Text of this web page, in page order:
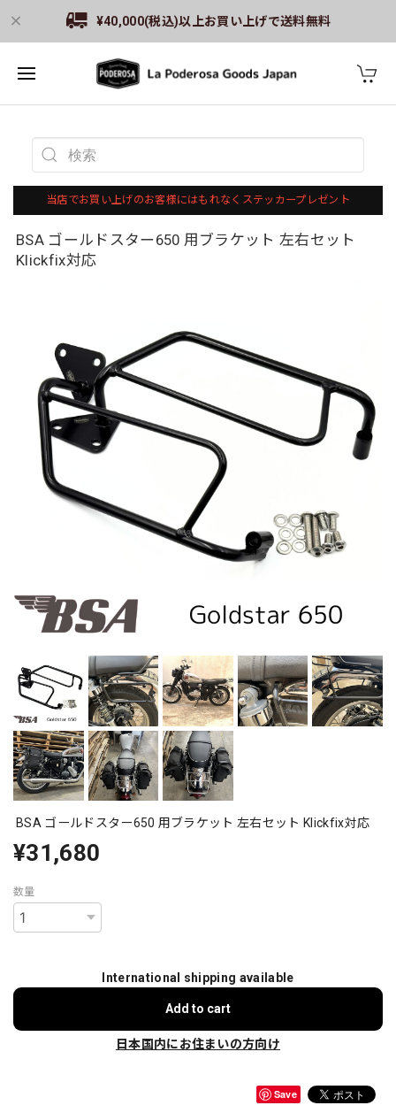
¥40,000(税込)以上お買い上げで送料無料
当店でお買い上げのお客様にはもれなくステッカープレゼント
BSA ゴールドスター650 用ブラケット 左右セット
Klickfix対応
BSA ゴールドスター650 用ブラケット 左右セット Klickfix対応
¥31,680
数量
International shipping available
Add to cart
日本国内にお住まいの方向け
Save